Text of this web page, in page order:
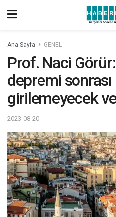
Ana Sayfa GENEL
Prof. Naci
depremi
girilemeyecek
2023-08-20